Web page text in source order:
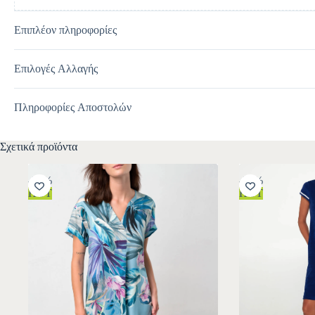
Επιπλέον πληροφορίες
Επιλογές Αλλαγής
Πληροφορίες Αποστολών
Σχετικά προϊόντα
-30%
HOT
-30%
HOT